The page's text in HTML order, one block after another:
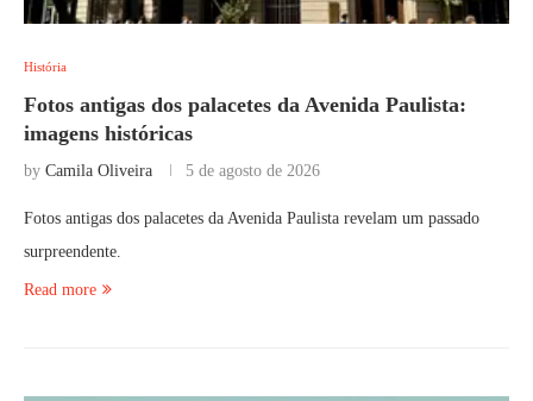
História
Fotos antigas dos palacetes da Avenida Paulista:
imagens históricas
by Camila Oliveira 5 de agosto de 2026
Fotos antigas dos palacetes da Avenida Paulista revelam um passado
surpreendente.
Read more